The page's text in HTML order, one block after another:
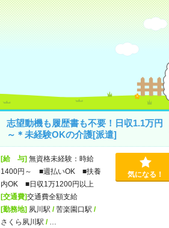
志望動機も履歴書も不要！日収1.1万円
～＊未経験OKの介護[派遣]
[給 与]無資格未経験：時給
1400円～ ■週払いOK ■扶養
内OK ■日収1万1200円以上
[交通費]交通費全額支給
[勤務地]夙川駅 /苦楽園口駅 /
さくら夙川駅 /
気になる！